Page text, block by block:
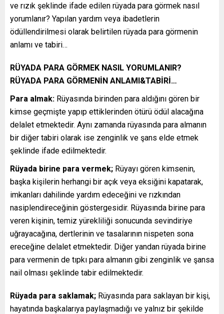
ve rızık şeklinde ifade edilen rüyada para görmek nasıl
yorumlanır? Yapılan yardım veya ibadetlerin
ödüllendirilmesi olarak belirtilen rüyada para görmenin
anlamı ve tabiri…
RÜYADA PARA GÖRMEK NASIL YORUMLANIR?
RÜYADA PARA GÖRMENİN ANLAMI&TABİRİ…
Para almak: Rüyasında birinden para aldığını gören bir
kimse geçmişte yapıp ettiklerinden ötürü ödül alacağına
delalet etmektedir. Aynı zamanda rüyasında para almanın
bir diğer tabiri olarak ise zenginlik ve şans elde etmek
şeklinde ifade edilmektedir.
Rüyada birine para vermek; Rüyayı gören kimsenin,
başka kişilerin herhangi bir açık veya eksiğini kapatarak,
imkanları dahilinde yardım edeceğini ve rızkından
nasiplendireceğinin göstergesidir. Rüyasında birine para
veren kişinin, temiz yürekliliği sonucunda sevindiriye
uğrayacağına, dertlerinin ve tasalarının nispeten sona
ereceğine delalet etmektedir. Diğer yandan rüyada birine
para vermenin de tıpkı para almanın gibi zenginlik ve şansa
nail olması şeklinde tabir edilmektedir.
Rüyada para saklamak; Rüyasında para saklayan bir kişi,
hayatında başkalarıya paylaşmadığı ve yalnız bir şekilde